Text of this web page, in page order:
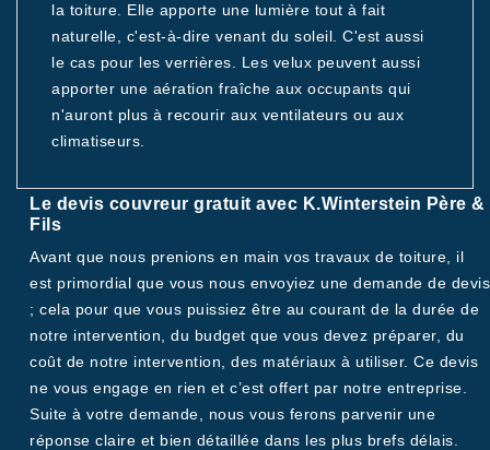
la toiture. Elle apporte une lumière tout à fait
naturelle, c'est-à-dire venant du soleil. C'est aussi
le cas pour les verrières. Les velux peuvent aussi
apporter une aération fraîche aux occupants qui
n'auront plus à recourir aux ventilateurs ou aux
climatiseurs.
Le devis couvreur gratuit avec K.Winterstein Père &
Fils
Avant que nous prenions en main vos travaux de toiture, il
est primordial que vous nous envoyiez une demande de devis
; cela pour que vous puissiez être au courant de la durée de
notre intervention, du budget que vous devez préparer, du
coût de notre intervention, des matériaux à utiliser. Ce devis
ne vous engage en rien et c’est offert par notre entreprise.
Suite à votre demande, nous vous ferons parvenir une
réponse claire et bien détaillée dans les plus brefs délais.